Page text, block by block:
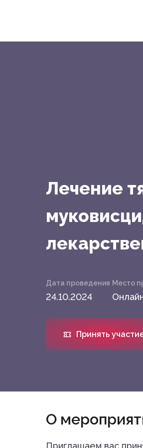
Лечение
Дата проведения
24.10.2024
Место
Принять
О
Приглашаем вас